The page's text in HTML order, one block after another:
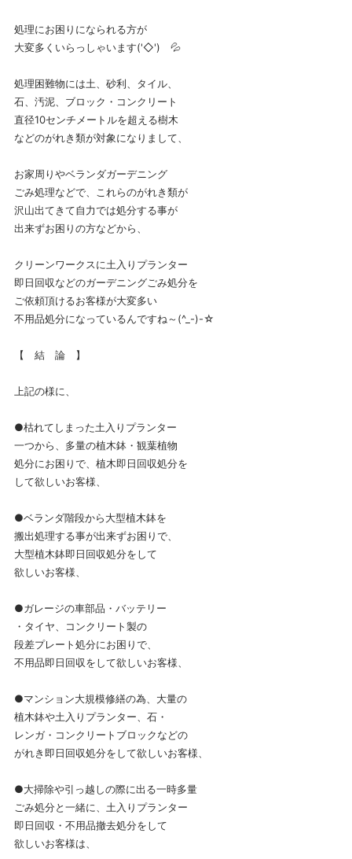
処理にお困りになられる方が
大変多くいらっしゃいます('◇')ゞ💦
処理困難物には土、砂利、タイル、
石、汚泥、ブロック・コンクリート
直径10センチメートルを超える樹木
などのがれき類が対象になりまして、
お家周りやベランダガーデニング
ごみ処理などで、これらのがれき類が
沢山出てきて自力では処分する事が
出来ずお困りの方などから、
クリーンワークスに土入りプランター
即日回収などのガーデニングごみ処分を
ご依頼頂けるお客様が大変多い
不用品処分になっているんですね～(^_-)-☆
【 結 論 】
上記の様に、
●枯れてしまった土入りプランター
一つから、多量の植木鉢・観葉植物
処分にお困りで、植木即日回収処分を
して欲しいお客様、
●ベランダ階段から大型植木鉢を
搬出処理する事が出来ずお困りで、
大型植木鉢即日回収処分をして
欲しいお客様、
●ガレージの車部品・バッテリー
・タイヤ、コンクリート製の
段差プレート処分にお困りで、
不用品即日回収をして欲しいお客様、
●マンション大規模修繕の為、大量の
植木鉢や土入りプランター、石・
レンガ・コンクリートブロックなどの
がれき即日回収処分をして欲しいお客様、
●大掃除や引っ越しの際に出る一時多量
ごみ処分と一緒に、土入りプランター
即日回収・不用品撤去処分をして
欲しいお客様は、